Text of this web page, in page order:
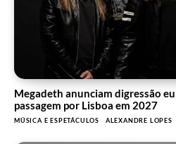
Megadeth anunciam digressão
passagem por Lisboa em 2027
MÚSICA E ESPETÁCULOS ALEXANDRE LOPES